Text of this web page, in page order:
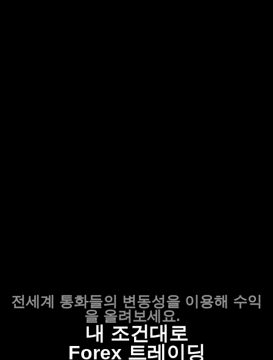
전세계 통화들의 변동성을 이용해 수익
을 올려보세요.
내 조건대로
Forex 트레이딩